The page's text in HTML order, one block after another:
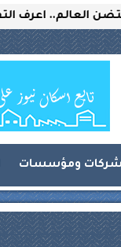
اعرف التفاصيل
شركات ومؤسسات